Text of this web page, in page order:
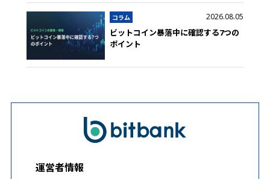
コラム 2026.08.05
ビットコイン暴落中に確認する7つの
ポイント
運営者情報